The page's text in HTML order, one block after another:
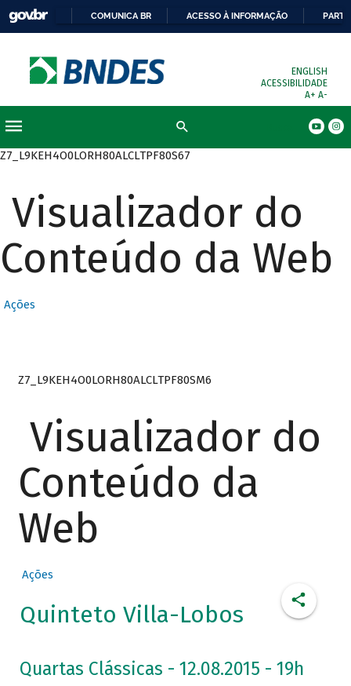
COMUNICA BR ACESSO À INFORMAÇÃO
ENGLISH
ACESSIBILIDADE
A+ A-
Z7_L9KEH4O0LORH80ALCLTPF80S67
Visualizador do
Conteúdo da Web
Ações
Z7_L9KEH4O0LORH80ALCLTPF80SM6
Visualizador do
Conteúdo da
Web
Ações
Quinteto Villa-Lobos
Quartas Clássicas - 12.08.2015 - 19h